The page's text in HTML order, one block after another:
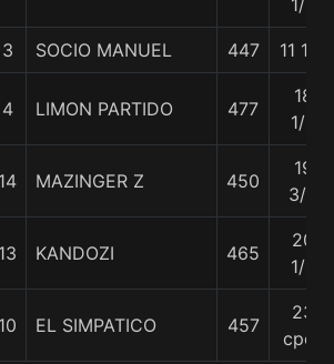
1/2
3 SOCIO MANUEL 447 11 1/2
4 LIMON PARTIDO 477
18
1/2
14 MAZINGER Z 450
19
3/4
13 KANDOZI 465
20
1/4
10 EL SIMPATICO 457
23
cpos